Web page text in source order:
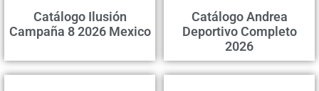
Catálogo Ilusión
Campaña 8 2026 Mexico
Catálogo Andrea
Deportivo Completo
2026